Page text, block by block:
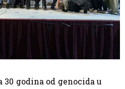
godina od genocida u